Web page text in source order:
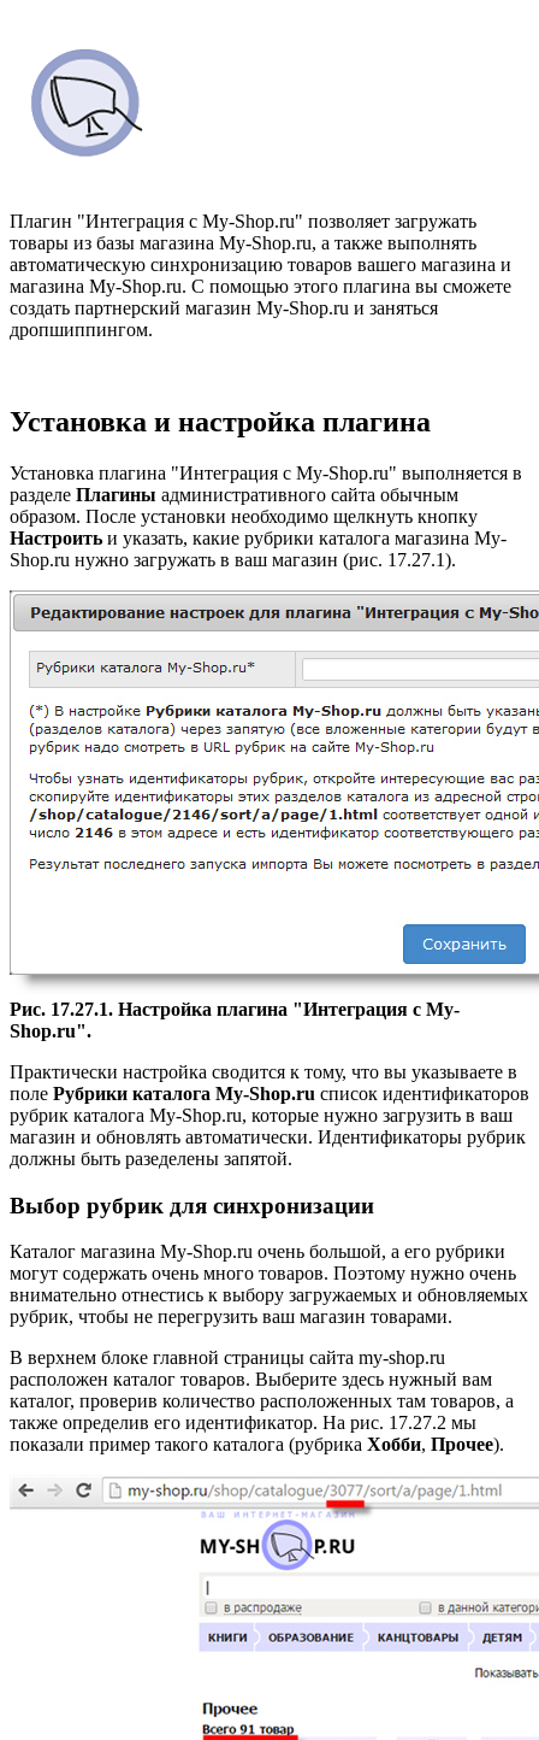
Плагин "Интеграция с My-Shop.ru" позволяет загружать
товары из базы магазина My-Shop.ru, а также выполнять
автоматическую синхронизацию товаров вашего магазина и
магазина My-Shop.ru. С помощью этого плагина вы сможете
создать партнерский магазин My-Shop.ru и заняться
дропшиппингом.
Установка и настройка плагина
Установка плагина "Интеграция с My-Shop.ru" выполняется в
разделе Плагины административного сайта обычным
образом. После установки необходимо щелкнуть кнопку
Настроить и указать, какие рубрики каталога магазина My-
Shop.ru нужно загружать в ваш магазин (рис. 17.27.1).
Рис. 17.27.1. Настройка плагина "Интеграция с My-
Shop.ru".
Практически настройка сводится к тому, что вы указываете в
поле Рубрики каталога My-Shop.ru список идентификаторов
рубрик каталога My-Shop.ru, которые нужно загрузить в ваш
магазин и обновлять автоматически. Идентификаторы рубрик
должны быть разеделены запятой.
Выбор рубрик для синхронизации
Каталог магазина My-Shop.ru очень большой, а его рубрики
могут содержать очень много товаров. Поэтому нужно очень
внимательно отнестись к выбору загружаемых и обновляемых
рубрик, чтобы не перегрузить ваш магазин товарами.
В верхнем блоке главной страницы сайта my-shop.ru
расположен каталог товаров. Выберите здесь нужный вам
каталог, проверив количество расположенных там товаров, а
также определив его идентификатор. На рис. 17.27.2 мы
показали пример такого каталога (рубрика Хобби, Прочее).